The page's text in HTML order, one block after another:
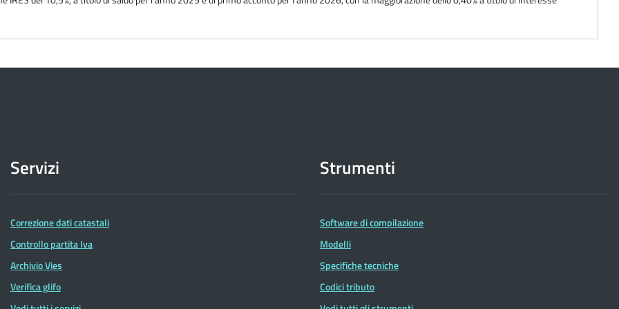
Servizi
Correzione dati catastali
Controllo partita Iva
Archivio Vies
Verifica glifo
Strumenti
Software di compilazione
Modelli
Specifiche tecniche
Codici tributo